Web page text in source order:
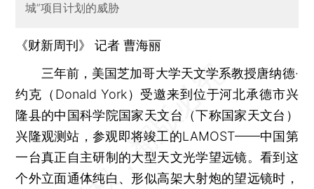
城”项目计划的威胁
《财新周刊》 记者 曹海丽
三年前，美国芝加哥大学天文学系教授唐纳德·
约克（Donald York）受邀来到位于河北承德市兴
隆县的中国科学院国家天文台（下称国家天文台）
兴隆观测站，参观即将竣工的LAMOST——中国第
一台真正自主研制的大型天文光学望远镜。看到这
个外立面通体纯白、形似高架大射炮的望远镜时，